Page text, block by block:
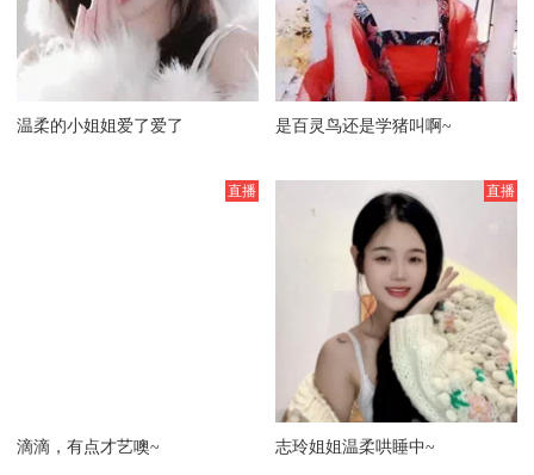
温柔的小姐姐爱了爱了 是百灵鸟还是学猪叫啊~
滴滴，有点才艺噢~ 志玲姐姐温柔哄睡中~